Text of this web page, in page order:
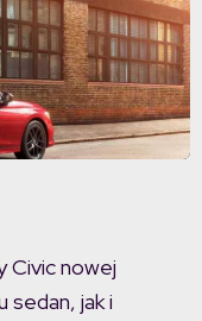
Civic nowej
sedan, jak i